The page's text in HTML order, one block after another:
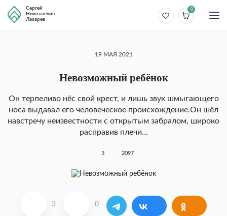
Сергей
Николаевич
Лазарев
0
19 МАЯ 2021
Невозможный ребёнок
Он терпеливо нёс свой крест, и лишь звук шмыгающего
носа выдавал его человеческое происхождение.Он шёл
навстречу неизвестности с открытым забралом, широко
расправив плечи…
3 2097
3 0